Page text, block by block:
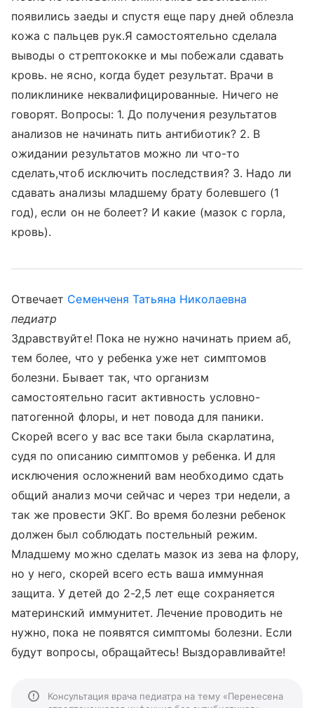
появились заеды и спустя еще пару дней облезла
кожа с пальцев рук.Я самостоятельно сделала
выводы о стрептококке и мы побежали сдавать
кровь. не ясно, когда будет результат. Врачи в
поликлинике неквалифицированные. Ничего не
говорят. Вопросы: 1. До получения результатов
анализов не начинать пить антибиотик? 2. В
ожидании результатов можно ли что-то
сделать,чтоб исключить последствия? 3. Надо ли
сдавать анализы младшему брату болевшего (1
год), если он не болеет? И какие (мазок с горла,
кровь).
Отвечает Семенченя Татьяна Николаевна
педиатр
Здравствуйте! Пока не нужно начинать прием аб,
тем более, что у ребенка уже нет симптомов
болезни. Бывает так, что организм
самостоятельно гасит активность условно-
патогенной флоры, и нет повода для паники.
Скорей всего у вас все таки была скарлатина,
судя по описанию симптомов у ребенка. И для
исключения осложнений вам необходимо сдать
общий анализ мочи сейчас и через три недели, а
так же провести ЭКГ. Во время болезни ребенок
должен был соблюдать постельный режим.
Младшему можно сделать мазок из зева на флору,
но у него, скорей всего есть ваша иммунная
защита. У детей до 2-2,5 лет еще сохраняется
материнский иммунитет. Лечение проводить не
нужно, пока не появятся симптомы болезни. Если
будут вопросы, обращайтесь! Выздоравливайте!
Консультация врача педиатра на тему «Перенесена